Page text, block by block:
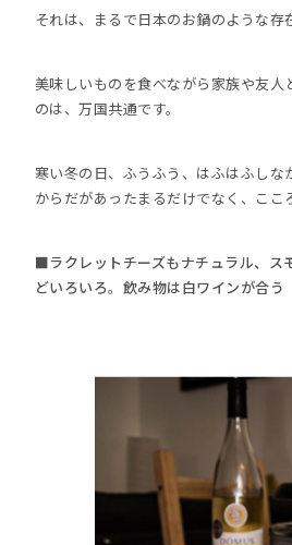
それは、まるで日本のお鍋のような存
美味しいものを食べながら家族や友人
のは、万国共通です。
寒い冬の日、ふうふう、はふはふしな
からだがあったまるだけでなく、ここ
■ラクレットチーズもナチュラル、ス
どいろいろ。飲み物は白ワインが合う